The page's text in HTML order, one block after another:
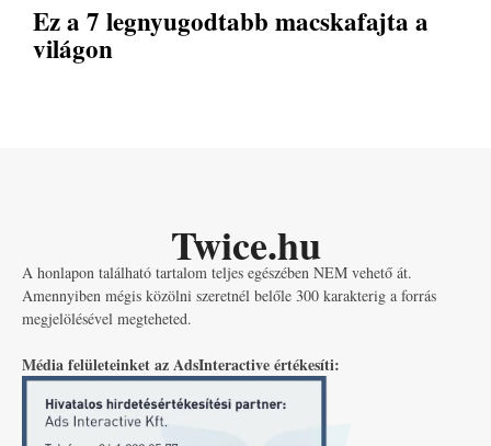
Ez a 7 legnyugodtabb macskafajta a
világon
Twice.hu
A honlapon található tartalom teljes egészében NEM vehető át.
Amennyiben mégis közölni szeretnél belőle 300 karakterig a forrás
megjelölésével megteheted.
Média felületeinket az AdsInteractive értékesíti: